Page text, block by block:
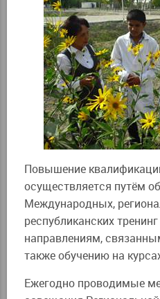
Повышение
осуществляется путём
Международных,
республиканских
направлениям,
также обучению на
Ежегодно проводимые